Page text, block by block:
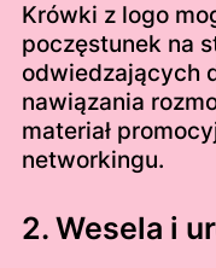
Krówki z logo
poczęstunek na
odwiedzających
nawiązania
materiał
networkingu.
2. Wesela i